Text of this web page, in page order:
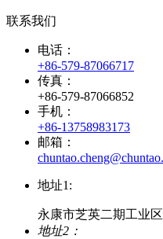
联系我们
电话：
+86-579-87066717
传真：
+86-579-87066852
手机：
+86-13758983173
邮箱：
地址1:
永康市芝英二期工业
地址2：